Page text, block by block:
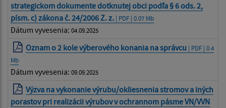
strategickom dokumente dotknutej obci podľa § 6 ods. 2,
písm. c) zákona č. 24/2006 Z. z. | PDF | 0.07 Mb
Dátum vyvesenia: 04.09.2025
Oznam o 2 kole výberového konania na správcu | PDF | 0.4
Mb
Dátum vyvesenia: 09.09.2025
Výzva na vykonanie výrubu/okliesnenia stromov a iných
porastov pri realizácii výrubov v ochrannom pásme VN/VVN